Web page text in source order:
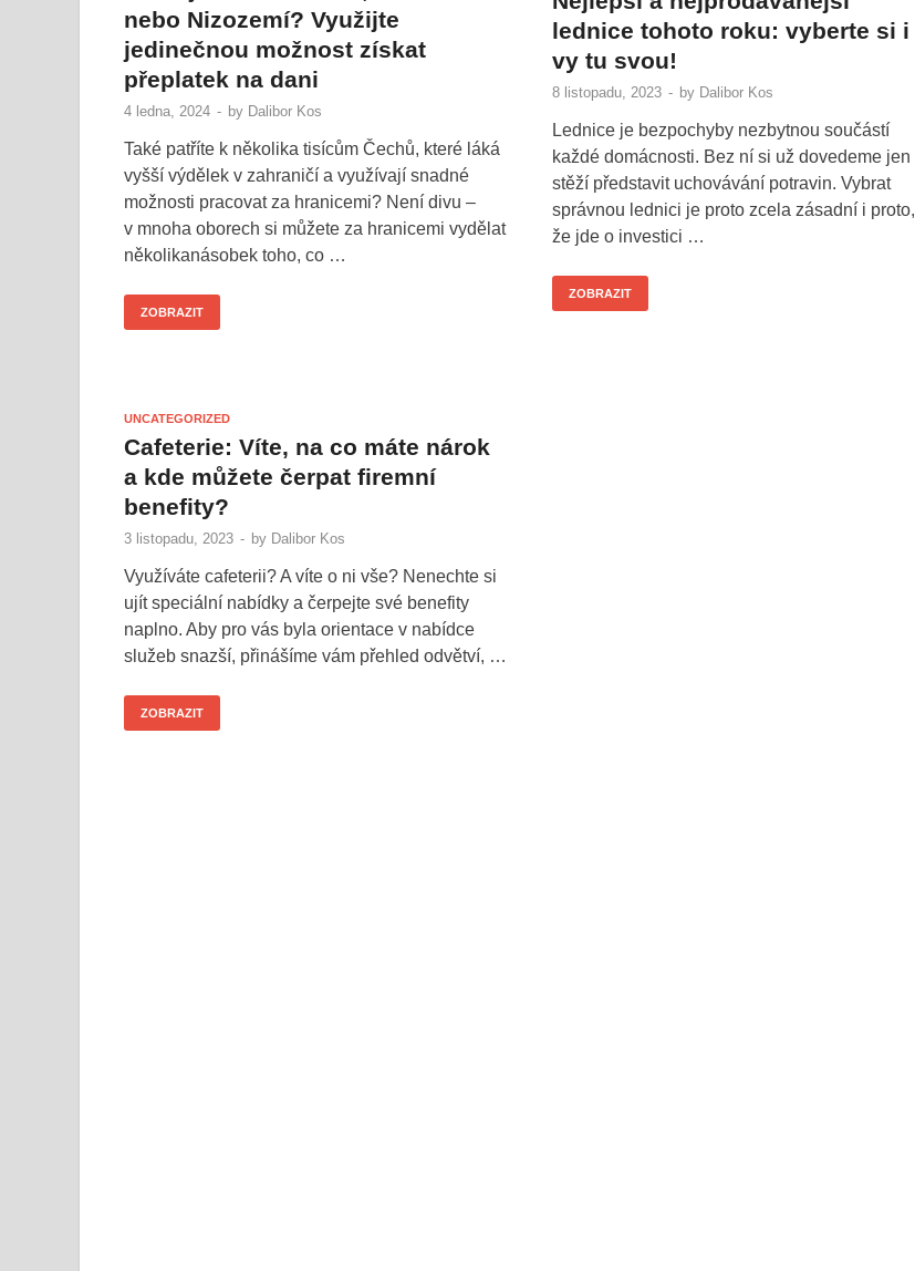
nebo Nizozemí? Využijte
jedinečnou možnost získat
přeplatek na dani
4 ledna, 2024 - by Dalibor Kos
Také patříte k několika tisícům Čechů, které láká
vyšší výdělek v zahraničí a využívají snadné
možnosti pracovat za hranicemi? Není divu –
v mnoha oborech si můžete za hranicemi vydělat
několikanásobek toho, co …
ZOBRAZIT
lednice tohoto roku: vyberte si i
vy tu svou!
8 listopadu, 2023 - by Dalibor Kos
Lednice je bezpochyby nezbytnou součástí
každé domácnosti. Bez ní si už dovedeme jen
stěží představit uchovávání potravin. Vybrat
správnou lednici je proto zcela zásadní i proto,
že jde o investici …
ZOBRAZIT
UNCATEGORIZED
Cafeterie: Víte, na co máte nárok
a kde můžete čerpat firemní
benefity?
3 listopadu, 2023 - by Dalibor Kos
Využíváte cafeterii? A víte o ni vše? Nenechte si
ujít speciální nabídky a čerpejte své benefity
naplno. Aby pro vás byla orientace v nabídce
služeb snazší, přinášíme vám přehled odvětví, …
ZOBRAZIT